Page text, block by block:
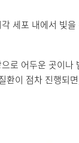
세포 내에서 빛
로 어두운 곳이
환이 점차 진행되